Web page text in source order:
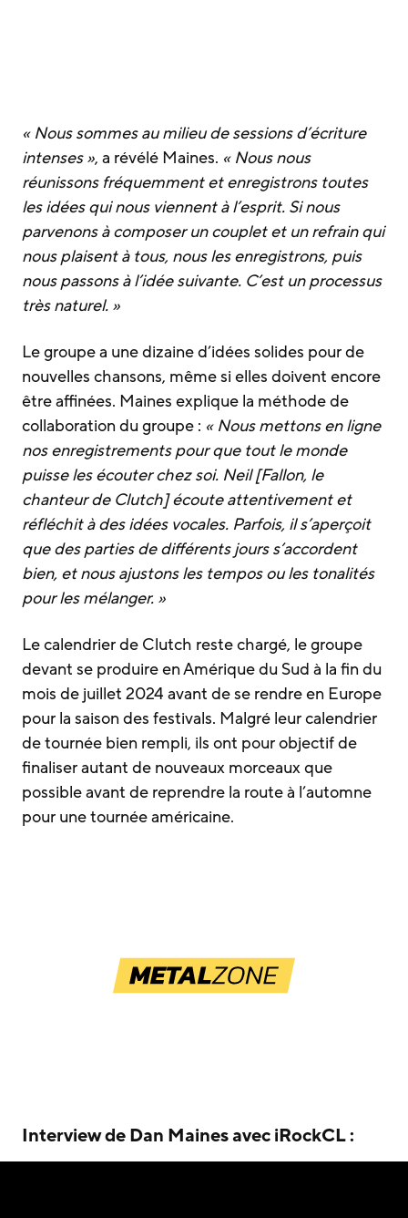
« Nous sommes au milieu de sessions d’écriture
intenses », a révélé Maines. « Nous nous
réunissons fréquemment et enregistrons toutes
les idées qui nous viennent à l’esprit. Si nous
parvenons à composer un couplet et un refrain qui
nous plaisent à tous, nous les enregistrons, puis
nous passons à l’idée suivante. C’est un processus
très naturel. »
Le groupe a une dizaine d’idées solides pour de
nouvelles chansons, même si elles doivent encore
être affinées. Maines explique la méthode de
collaboration du groupe : « Nous mettons en ligne
nos enregistrements pour que tout le monde
puisse les écouter chez soi. Neil [Fallon, le
chanteur de Clutch] écoute attentivement et
réfléchit à des idées vocales. Parfois, il s’aperçoit
que des parties de différents jours s’accordent
bien, et nous ajustons les tempos ou les tonalités
pour les mélanger. »
Le calendrier de Clutch reste chargé, le groupe
devant se produire en Amérique du Sud à la fin du
mois de juillet 2024 avant de se rendre en Europe
pour la saison des festivals. Malgré leur calendrier
de tournée bien rempli, ils ont pour objectif de
finaliser autant de nouveaux morceaux que
possible avant de reprendre la route à l’automne
pour une tournée américaine.
Interview de Dan Maines avec iRockCL :